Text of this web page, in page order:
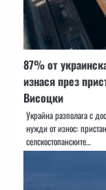
87% от
изнася през
Висоцки
Украйна разполага с
нужди от износ:
селскостопанските…